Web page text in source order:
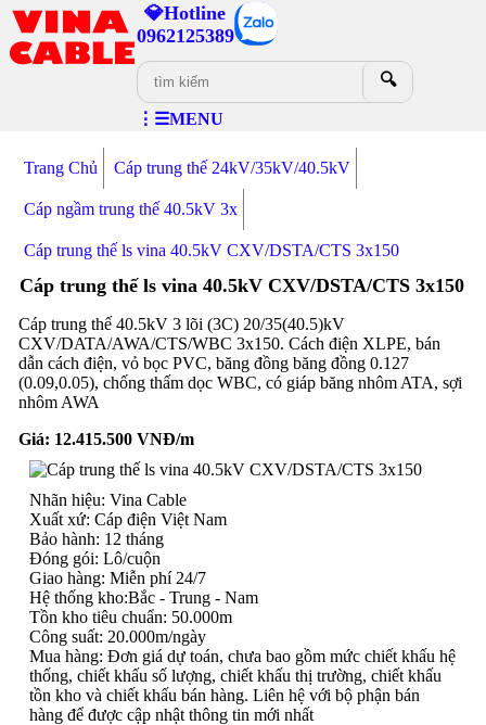
💎Hotline
0962125389
🔍
⋮☰MENU
Trang Chủ Cáp trung thế 24kV/35kV/40.5kV
Cáp ngầm trung thế 40.5kV 3x
Cáp trung thế ls vina 40.5kV CXV/DSTA/CTS 3x150
Cáp trung thế ls vina 40.5kV CXV/DSTA/CTS 3x150
Cáp trung thế 40.5kV 3 lõi (3C) 20/35(40.5)kV
CXV/DATA/AWA/CTS/WBC 3x150. Cách điện XLPE, bán
dẫn cách điện, vỏ bọc PVC, băng đồng băng đồng 0.127
(0.09,0.05), chống thấm dọc WBC, có giáp băng nhôm ATA, sợi
nhôm AWA
Giá: 12.415.500VNĐ/m
Nhãn hiệu: Vina Cable
Xuất xứ: Cáp điện Việt Nam
Bảo hành: 12 tháng
Đóng gói: Lô/cuộn
Giao hàng: Miễn phí 24/7
Hệ thống kho:Bắc - Trung - Nam
Tồn kho tiêu chuẩn: 50.000m
Công suất: 20.000m/ngày
Mua hàng: Đơn giá dự toán, chưa bao gồm mức chiết khấu hệ
thống, chiết khấu số lượng, chiết khấu thị trường, chiết khấu
tồn kho và chiết khấu bán hàng. Liên hệ với bộ phận bán
hàng để được cập nhật thông tin mới nhất